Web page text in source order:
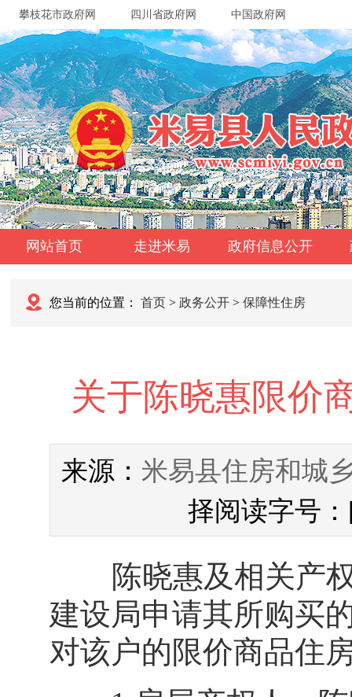
攀枝花市政府网 四川省政府网 中国政府网
网站首页 走进米易 政府信息公开
您当前的位置： 首页 > 政务公开 > 保障性住房
关于陈晓惠限价
来源： 米易县住房和城
择阅读字号
陈晓惠及相关产
建设局申请其所购买
对该户的限价商品住